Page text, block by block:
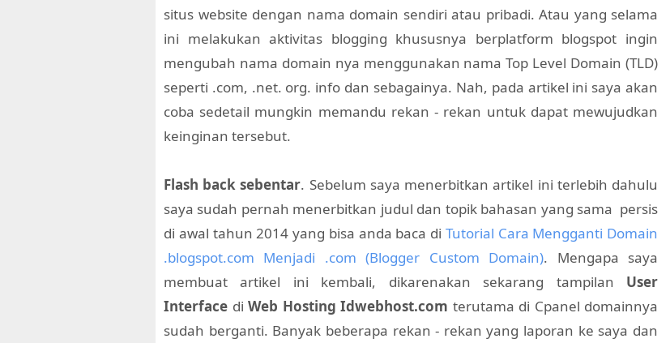
situs website dengan nama domain sendiri atau pribadi. Atau yang selama
ini melakukan aktivitas blogging khususnya berplatform blogspot ingin
mengubah nama domain nya menggunakan nama Top Level Domain (TLD)
seperti .com, .net. org. info dan sebagainya. Nah, pada artikel ini saya akan
coba sedetail mungkin memandu rekan - rekan untuk dapat mewujudkan
keinginan tersebut.
Flash back sebentar. Sebelum saya menerbitkan artikel ini terlebih dahulu
saya sudah pernah menerbitkan judul dan topik bahasan yang sama persis
di awal tahun 2014 yang bisa anda baca di Tutorial Cara Mengganti Domain
.blogspot.com Menjadi .com (Blogger Custom Domain). Mengapa saya
membuat artikel ini kembali, dikarenakan sekarang tampilan User
Interface di Web Hosting Idwebhost.com terutama di Cpanel domainnya
sudah berganti. Banyak beberapa rekan - rekan yang laporan ke saya dan